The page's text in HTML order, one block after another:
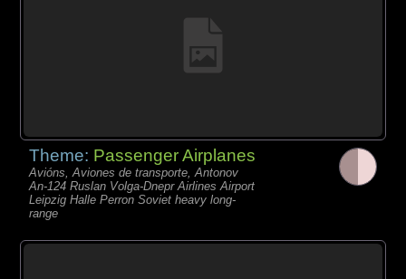
Theme: Passenger Airplanes
Avións, Aviones de transporte, Antonov
An-124 Ruslan Volga-Dnepr Airlines Airport
Leipzig Halle Perron Soviet heavy long-
range